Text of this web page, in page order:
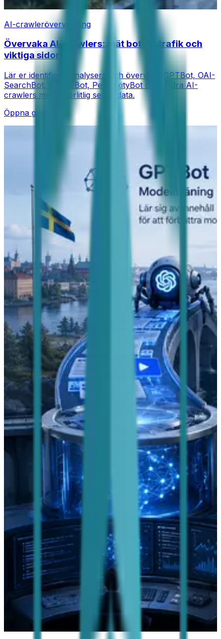
AI-crawlerövervakning
Övervaka AI-crawlers: mät bottar, trafik och
viktiga sidor
Lär er identifiera, analysera och övervaka GPTBot, OAI-
SearchBot, ClaudeBot, PerplexityBot och andra AI-
crawlers med tillförlitlig serverdata.
Öppna guide →